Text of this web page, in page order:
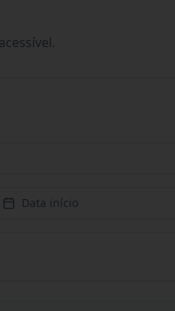
Data início